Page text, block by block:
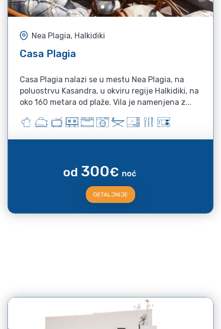
Nea Plagia, Halkidiki
Casa Plagia
Casa Plagia nalazi se u mestu Nea Plagia, na
poluostrvu Kasandra, u okviru regije Halkidiki, na
oko 160 metara od plaže. Vila je namenjena z...
od 300€ noć
DETALJNIJE